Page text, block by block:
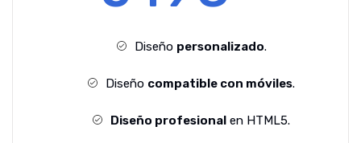
Diseño personalizado.
Diseño compatible con móviles.
Diseño profesional en HTML5.